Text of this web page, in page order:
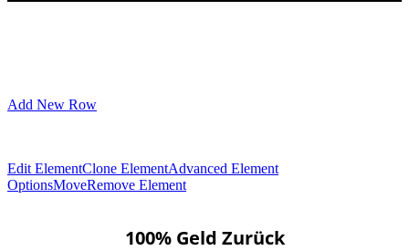
Add New Row
Edit ElementClone ElementAdvanced Element
OptionsMoveRemove Element
100% Geld Zurück